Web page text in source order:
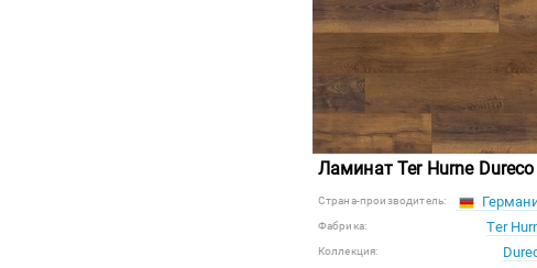
Ламинат Ter Hurne Dureco
Страна-производитель:
Фабрика: Ter
Коллекция: